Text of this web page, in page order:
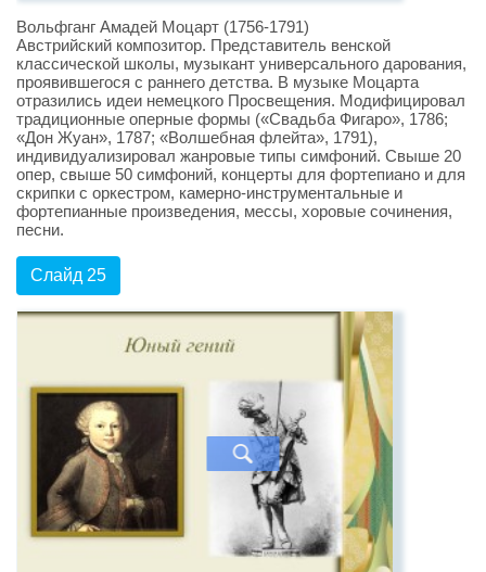
Вольфганг Амадей Моцарт (1756-1791)
Австрийский композитор. Представитель венской
классической школы, музыкант универсального дарования,
проявившегося с раннего детства. В музыке Моцарта
отразились идеи немецкого Просвещения. Модифицировал
традиционные оперные формы («Свадьба Фигаро», 1786;
«Дон Жуан», 1787; «Волшебная флейта», 1791),
индивидуализировал жанровые типы симфоний. Свыше 20
опер, свыше 50 симфоний, концерты для фортепиано и для
скрипки с оркестром, камерно-инструментальные и
фортепианные произведения, мессы, хоровые сочинения,
песни.
Слайд 25